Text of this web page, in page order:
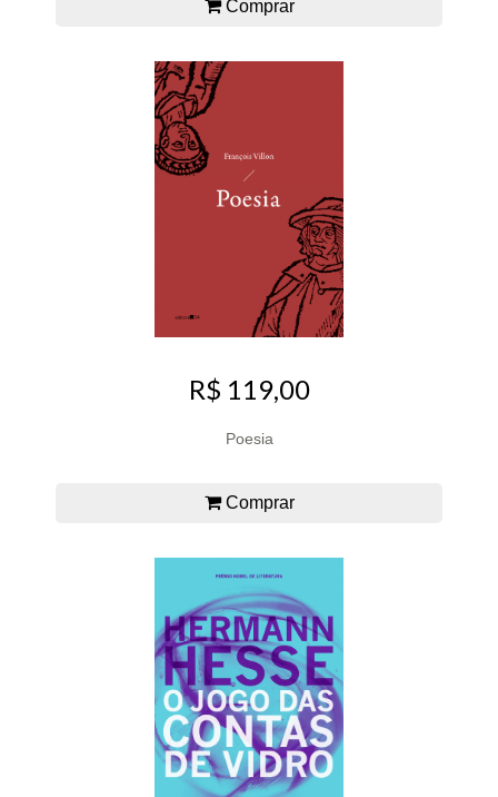
Comprar
R$ 119,00
Poesia
Comprar